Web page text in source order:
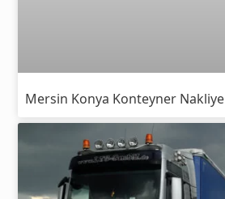
Mersin Konya Konteyner Nakliye